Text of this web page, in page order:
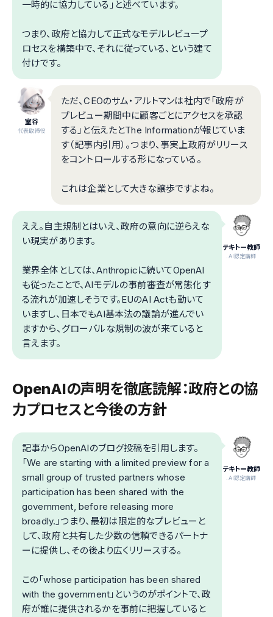
一時的に協力している」と述べています。
つまり、政府と協力して正式なモデルレビュープ
ロセスを構築中で、それに従っている、という建て
付けです。
室谷
代表取締役
ただ、CEOのサム・アルトマンは社内で「政府が
プレビュー期間中に顧客ごとにアクセスを承認
する」と伝えたとThe Informationが報じていま
す（記事内引用）。つまり、事実上政府がリリース
をコントロールする形になっている。
これは企業として大きな譲歩ですよね。
テキトー教師
.AI認定講師
ええ。自主規制とはいえ、政府の意向に逆らえな
い現実があります。
業界全体としては、Anthropicに続いてOpenAI
も従ったことで、AIモデルの事前審査が常態化す
る流れが加速しそうです。EUのAI Actも動いて
いますし、日本でもAI基本法の議論が進んでい
ますから、グローバルな規制の波が来ていると
言えます。
OpenAIの声明を徹底読解：政府との協
力プロセスと今後の方針
テキトー教師
.AI認定講師
記事からOpenAIのブログ投稿を引用します。
「We are starting with a limited preview for a
small group of trusted partners whose
participation has been shared with the
government, before releasing more
broadly.」つまり、最初は限定的なプレビューと
して、政府と共有した少数の信頼できるパートナ
ーに提供し、その後より広くリリースする。
この「whose participation has been shared
with the government」というのがポイントで、政
府が誰に提供されるかを事前に把握していると